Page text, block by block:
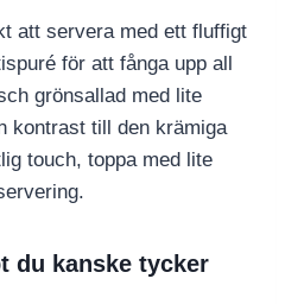
att servera med ett fluffigt
för att fånga upp all
grönsallad med lite
kontrast till den krämiga
touch, toppa med lite
du kanske tycker